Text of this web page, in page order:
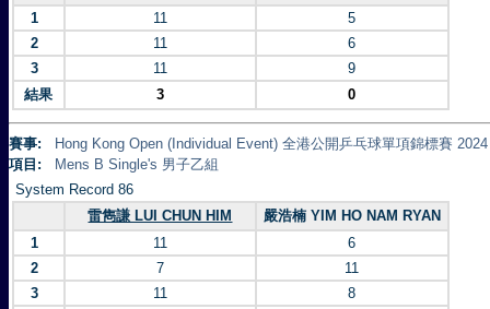
1
11
5
2
11
6
3
11
9
結果
3 0
賽事:
Hong Kong Open (Individual Event) 全港公開乒乓球單項錦標賽 2024
項目:
Mens B Single's 男子乙組
System Record 86
雷雋謙 LUI CHUN HIM
嚴浩楠 YIM HO NAM RYAN
1
11
6
2
7
11
3
11
8